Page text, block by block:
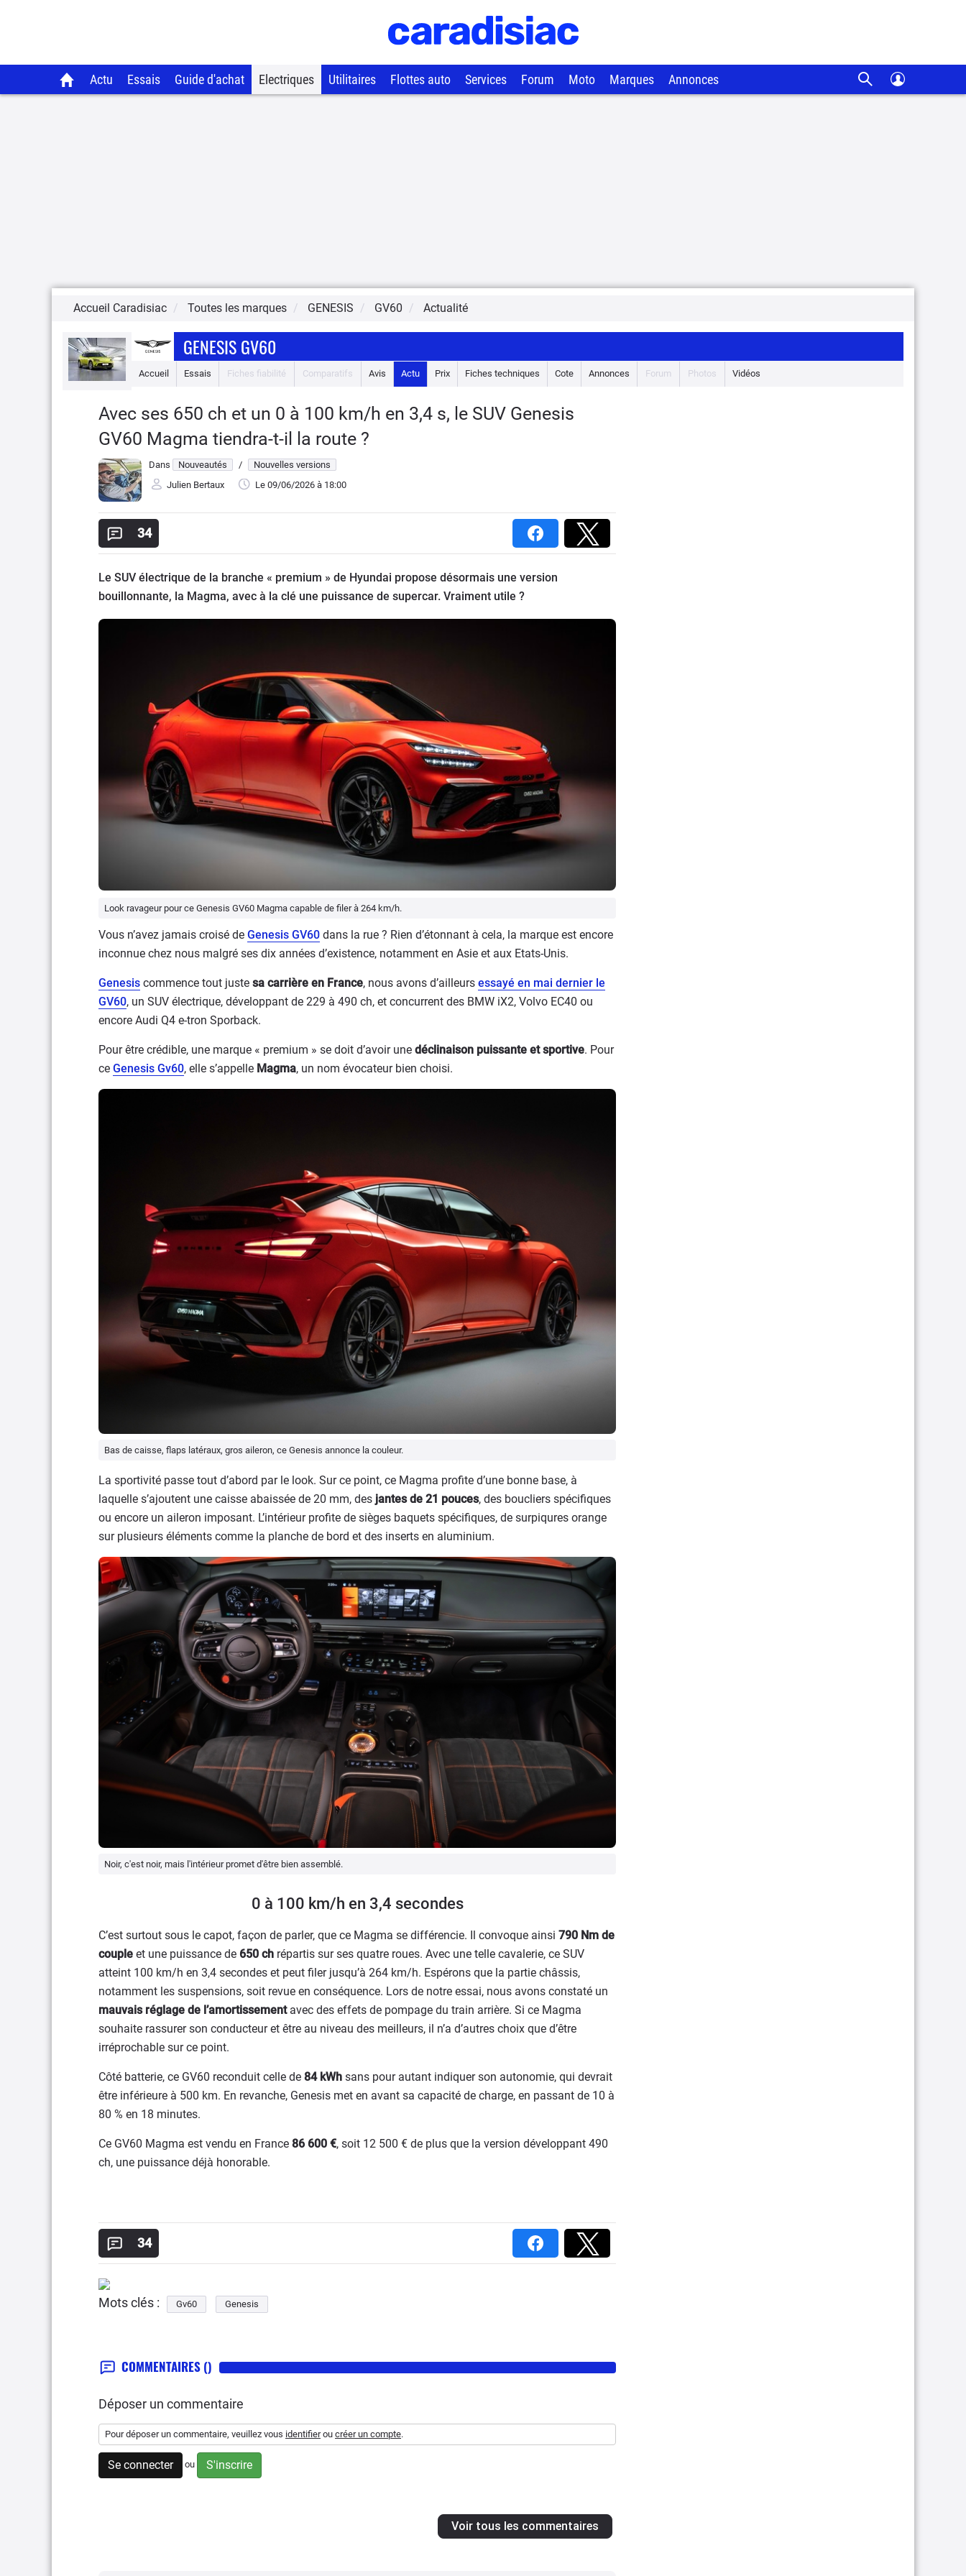
Actu Essais Guide d'achat Electriques Utilitaires Flottes auto Services Forum Moto Marques Annonces
Accueil Caradisiac Toutes les marques GENESIS GV60 Actualité
GENESIS GV60
Accueil Essais Fiches fiabilité Comparatifs Avis Actu Prix Fiches techniques Cote Annonces Forum Photos Vidéos
Avec ses 650 ch et un 0 à 100 km/h en 3,4 s, le SUV Genesis
GV60 Magma tiendra-t-il la route ?
Dans Nouveautés /
Nouvelles versions
Julien Bertaux
Le 09/06/2026 à 18:00
34
Le SUV électrique de la branche « premium » de Hyundai propose désormais une version
bouillonnante, la Magma, avec à la clé une puissance de supercar. Vraiment utile ?
Look ravageur pour ce Genesis GV60 Magma capable de filer à 264 km/h.
Vous n’avez jamais croisé de Genesis GV60 dans la rue ? Rien d’étonnant à cela, la marque est encore
inconnue chez nous malgré ses dix années d’existence, notamment en Asie et aux Etats-Unis.
Genesis commence tout juste sa carrière en France, nous avons d’ailleurs essayé en mai dernier le
GV60, un SUV électrique, développant de 229 à 490 ch, et concurrent des BMW iX2, Volvo EC40 ou
encore Audi Q4 e-tron Sporback.
Pour être crédible, une marque « premium » se doit d’avoir une déclinaison puissante et sportive. Pour
ce Genesis Gv60, elle s’appelle Magma, un nom évocateur bien choisi.
Bas de caisse, flaps latéraux, gros aileron, ce Genesis annonce la couleur.
La sportivité passe tout d’abord par le look. Sur ce point, ce Magma profite d’une bonne base, à
laquelle s’ajoutent une caisse abaissée de 20 mm, des jantes de 21 pouces, des boucliers spécifiques
ou encore un aileron imposant. L’intérieur profite de sièges baquets spécifiques, de surpiqures orange
sur plusieurs éléments comme la planche de bord et des inserts en aluminium.
Noir, c'est noir, mais l'intérieur promet d'être bien assemblé.
0 à 100 km/h en 3,4 secondes
C’est surtout sous le capot, façon de parler, que ce Magma se différencie. Il convoque ainsi 790 Nm de
couple et une puissance de 650 ch répartis sur ses quatre roues. Avec une telle cavalerie, ce SUV
atteint 100 km/h en 3,4 secondes et peut filer jusqu’à 264 km/h. Espérons que la partie châssis,
notamment les suspensions, soit revue en conséquence. Lors de notre essai, nous avons constaté un
mauvais réglage de l’amortissementavec des effets de pompage du train arrière. Si ce Magma
souhaite rassurer son conducteur et être au niveau des meilleurs, il n’a d’autres choix que d’être
irréprochable sur ce point.
Côté batterie, ce GV60 reconduit celle de 84 kWh sans pour autant indiquer son autonomie, qui devrait
être inférieure à 500 km. En revanche, Genesis met en avant sa capacité de charge, en passant de 10 à
80 % en 18 minutes.
Ce GV60 Magma est vendu en France 86 600 €, soit 12 500 € de plus que la version développant 490
ch, une puissance déjà honorable.
34
Mots clés : Gv60 Genesis
COMMENTAIRES ()
Déposer un commentaire
Pour déposer un commentaire, veuillez vous identifierou créer un compte.
Se connecter ou S'inscrire
Voir tous les commentaires